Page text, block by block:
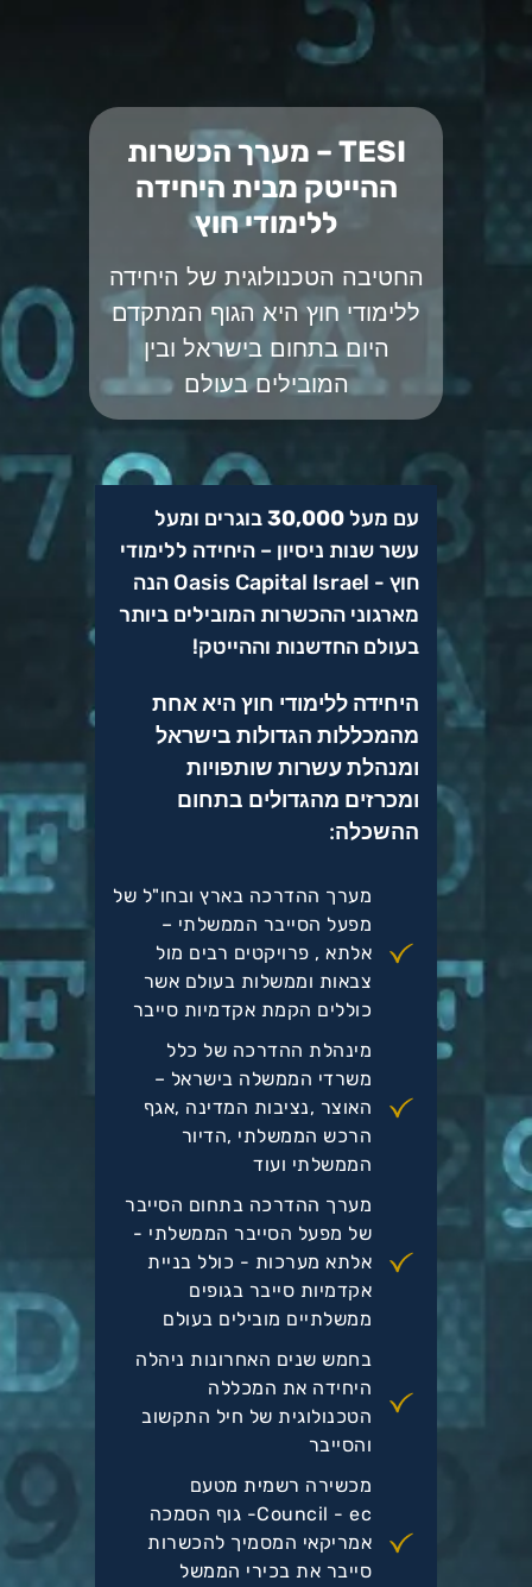
TESI – מערך הכשרות
ההייטק מבית היחידה
ללימודי חוץ
החטיבה הטכנולוגית של היחידה
ללימודי חוץ היא הגוף המתקדם
היום בתחום בישראל ובין
המובילים בעולם
עם מעל30,000בוגרים ומעל
עשר שנות ניסיון – היחידה ללימודי
חוץ - Oasis Capital Israel הנה
מארגוני ההכשרות המובילים ביותר
בעולם החדשנות וההייטק!
היחידה ללימודי חוץ היא אחת
מהמכללות הגדולות בישראל
ומנהלת עשרות שותפויות
ומכרזים מהגדולים בתחום
ההשכלה:
מערך ההדרכה בארץ ובחו"ל של
מפעל הסייבר הממשלתי –
אלתא , פרויקטים רבים מול
צבאות וממשלות בעולם אשר
כוללים הקמת אקדמיות סייבר
מינהלת ההדרכה של כלל
משרדי הממשלה בישראל –
האוצר ,נציבות המדינה ,אגף
הרכש הממשלתי ,הדיור
הממשלתי ועוד
מערך ההדרכה בתחום הסייבר
של מפעל הסייבר הממשלתי -
אלתא מערכות - כולל בניית
אקדמיות סייבר בגופים
ממשלתיים מובילים בעולם
בחמש שנים האחרונות ניהלה
היחידה את המכללה
הטכנולוגית של חיל התקשוב
והסייבר
מכשירה רשמית מטעם
Council - ec- גוף הסמכה
אמריקאי המסמיך להכשרות
סייבר את בכירי הממשל